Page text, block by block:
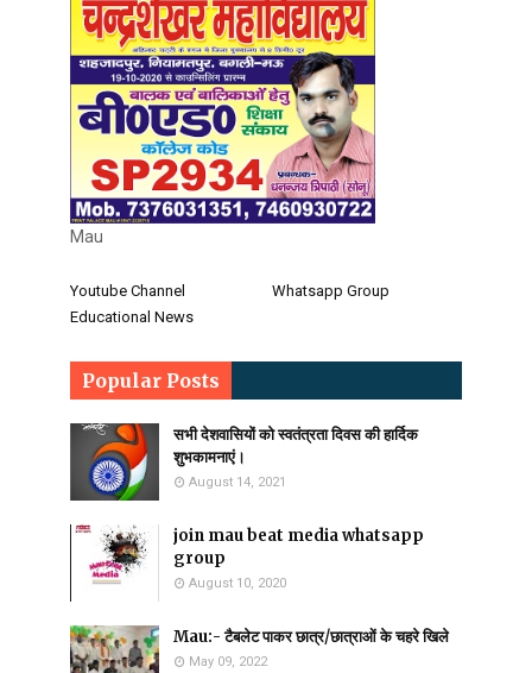
Mau
Youtube Channel
Whatsapp Group
Educational News
Popular Posts
सभी देशवासियों को स्वतंत्रता दिवस की हार्दिक
शुभकामनाएं।
August 14, 2021
join mau beat media whatsapp
group
August 10, 2020
Mau:- टैबलेट पाकर छात्र/छात्राओं के चहरे खिले
May 09, 2022